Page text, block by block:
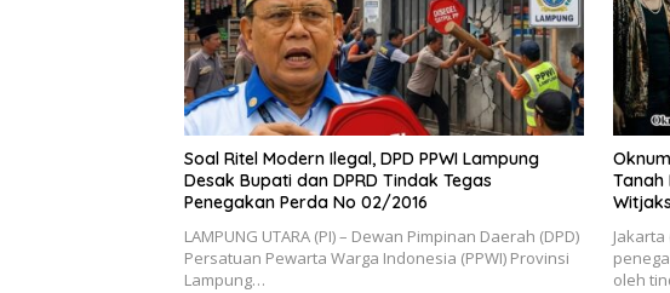
Soal Ritel Modern Ilegal, DPD PPWI Lampung
Desak Bupati dan DPRD Tindak Tegas
Penegakan Perda No 02/2016
​LAMPUNG UTARA (PI) – Dewan Pimpinan Daerah (DPD)
Persatuan Pewarta Warga Indonesia (PPWI) Provinsi
Lampung…
Tanah
oleh